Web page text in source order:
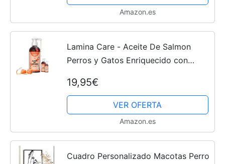
Amazon.es
Lamina Care - Aceite De Salmon
Perros y Gatos Enriquecido con
Avanzada Natural para Articulaciones
Fuertes, Piel Sana y...
19,95€
VER OFERTA
Amazon.es
Cuadro Personalizado Macotas Perro